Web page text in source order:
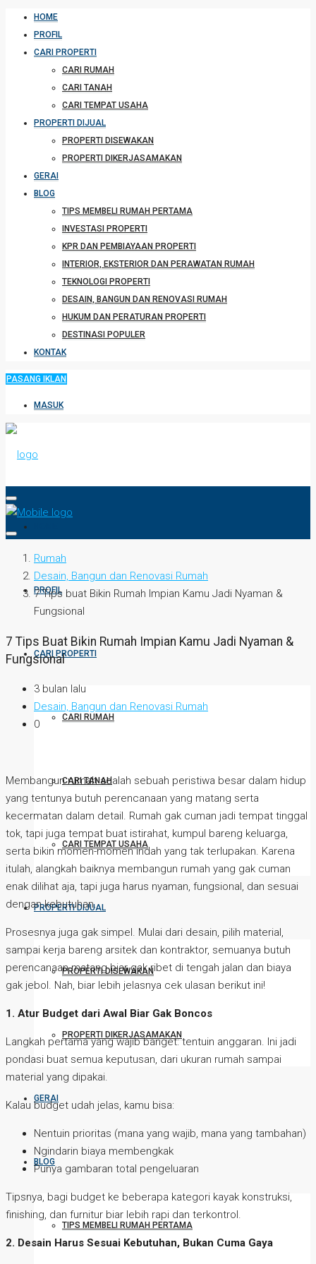
HOME
PROFIL
CARI PROPERTI
CARI RUMAH
CARI TANAH
CARI TEMPAT USAHA
PROPERTI DIJUAL
PROPERTI DISEWAKAN
PROPERTI DIKERJASAMAKAN
GERAI
BLOG
TIPS MEMBELI RUMAH PERTAMA
INVESTASI PROPERTI
KPR DAN PEMBIAYAAN PROPERTI
INTERIOR, EKSTERIOR DAN PERAWATAN RUMAH
TEKNOLOGI PROPERTI
DESAIN, BANGUN DAN RENOVASI RUMAH
HUKUM DAN PERATURAN PROPERTI
DESTINASI POPULER
KONTAK
PASANG IKLAN
MASUK
PROFIL
CARI PROPERTI
CARI RUMAH
CARI TANAH
CARI TEMPAT USAHA
PROPERTI DIJUAL
PROPERTI DISEWAKAN
PROPERTI DIKERJASAMAKAN
GERAI
BLOG
TIPS MEMBELI RUMAH PERTAMA
Rumah
Desain, Bangun dan Renovasi Rumah
7 Tips buat Bikin Rumah Impian Kamu Jadi Nyaman &
Fungsional
7 Tips Buat Bikin Rumah Impian Kamu Jadi Nyaman &
Fungsional
3 bulan lalu
Desain, Bangun dan Renovasi Rumah
0
Membangun rumah adalah sebuah peristiwa besar dalam hidup
yang tentunya butuh perencanaan yang matang serta
kecermatan dalam detail. Rumah gak cuman jadi tempat tinggal
tok, tapi juga tempat buat istirahat, kumpul bareng keluarga,
serta bikin momen-momen indah yang tak terlupakan. Karena
itulah, alangkah baiknya membangun rumah yang gak cuman
enak dilihat aja, tapi juga harus nyaman, fungsional, dan sesuai
dengan kebutuhan.
Prosesnya juga gak simpel. Mulai dari desain, pilih material,
sampai kerja bareng arsitek dan kontraktor, semuanya butuh
perencanaan matang biar gak ribet di tengah jalan dan biaya
gak jebol. Nah, biar lebih jelasnya cek ulasan berikut ini!
1. Atur Budget dari Awal Biar Gak Boncos
Langkah pertama yang wajib banget: tentuin anggaran. Ini jadi
pondasi buat semua keputusan, dari ukuran rumah sampai
material yang dipakai.
Kalau budget udah jelas, kamu bisa:
Nentuin prioritas (mana yang wajib, mana yang tambahan)
Ngindarin biaya membengkak
Punya gambaran total pengeluaran
Tipsnya, bagi budget ke beberapa kategori kayak konstruksi,
finishing, dan furnitur biar lebih rapi dan terkontrol.
2. Desain Harus Sesuai Kebutuhan, Bukan Cuma Gaya